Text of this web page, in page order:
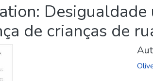
Desigualdade
de crianças de